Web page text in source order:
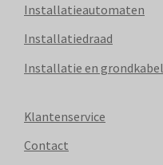
Installatieautomaten
Installatiedraad
Installatie en grondkabel
Klantenservice
Contact